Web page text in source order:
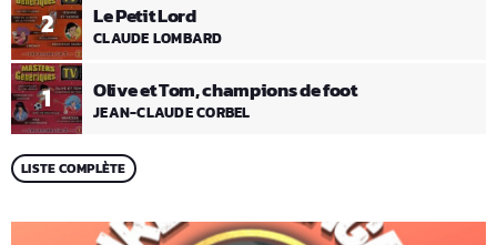
1 Olive et Tom, champions de foot
JEAN-CLAUDE CORBEL
2 Le Petit Lord
CLAUDE LOMBARD
LISTE COMPLÈTE